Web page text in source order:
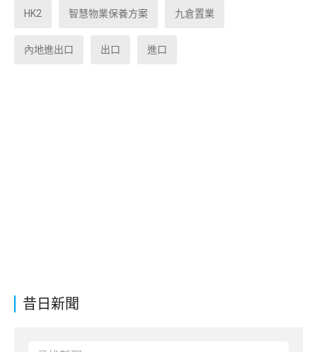
昔日新聞
HK2 智慧物業保養方案 九倉置業
內地進出口 出口 進口